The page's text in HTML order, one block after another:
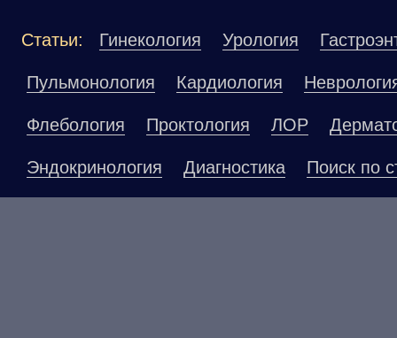
Статьи: Гинекология Урология
Пульмонология Кардиология
Флебология Проктология ЛОР
Эндокринология Диагностика Поиск по